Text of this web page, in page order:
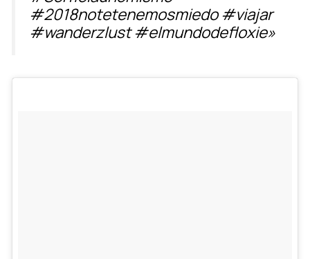
#2018notetenemosmiedo #viajar
#wanderzlust #elmundodefloxie»